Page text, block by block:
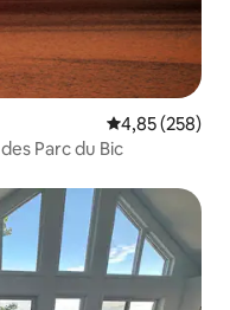
4,85 (258)
Parc du Bic